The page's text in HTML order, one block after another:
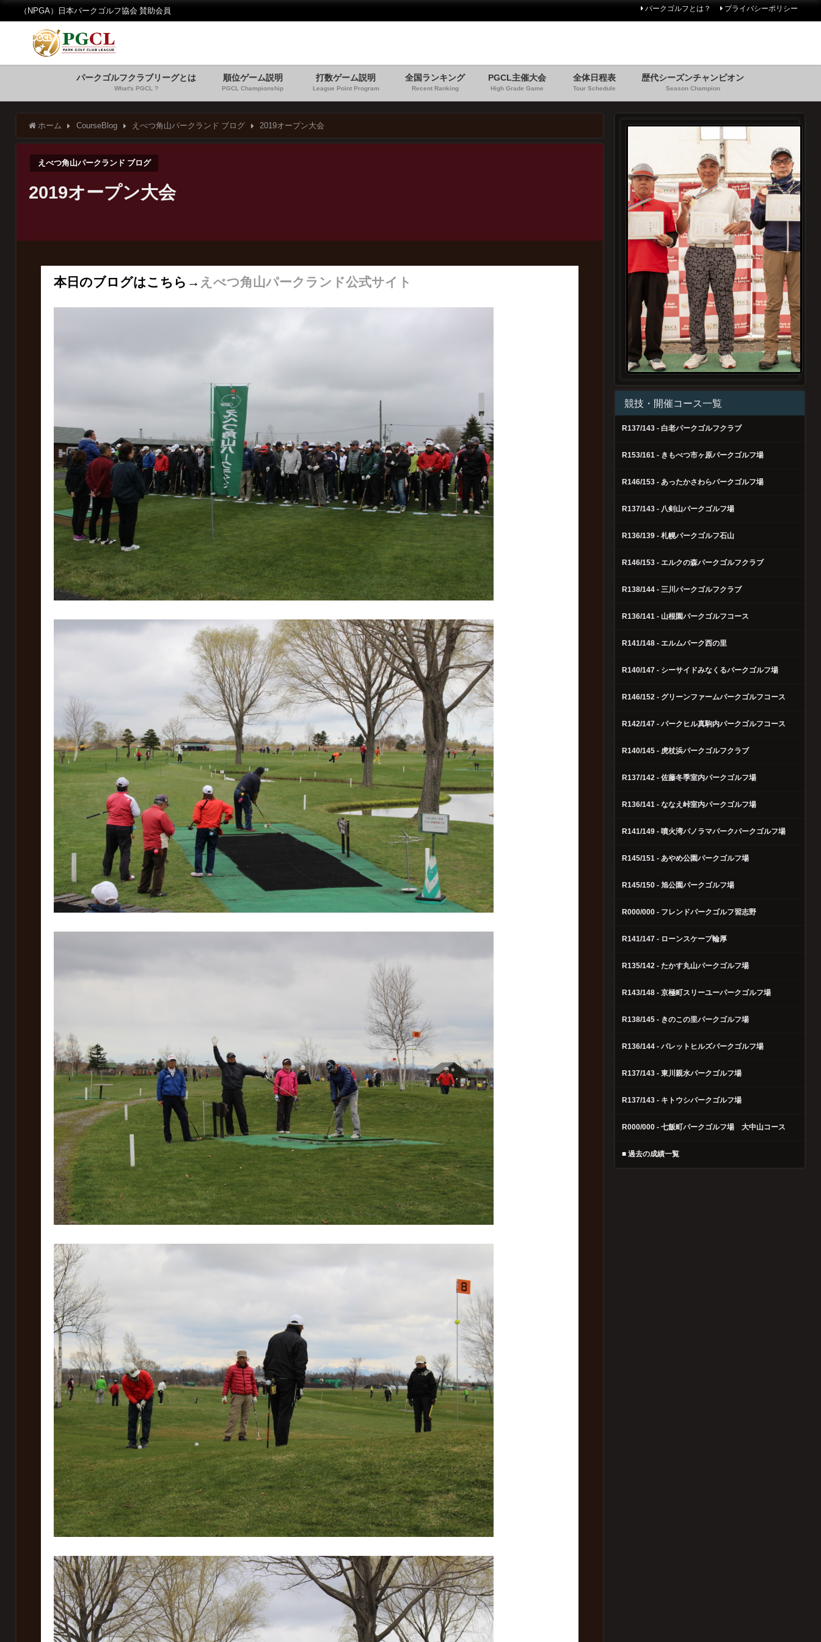
（NPGA）日本パークゴルフ協会 賛助会員 パークゴルフとは？ プライバシーポリシー
パークゴルフクラブリーグとは
What's PGCL ?
順位ゲーム説明
PGCL Championship
打数ゲーム説明
League Point Program
全国ランキング
Recent Ranking
PGCL主催大会
High Grade Game
全体日程表
Tour Schedule
歴代シーズンチャンピオン
Season Champion
ホーム CourseBlog えべつ角山パークランド ブログ 2019オープン大会
えべつ角山パークランド ブログ
2019オープン大会
本日のブログはこちら→ えべつ角山パークランド公式サイト
競技・開催コース一覧
R137/143 - 白老パークゴルフクラブ
R153/161 - きもべつ市ヶ原パークゴルフ場
R146/153 - あったかさわらパークゴルフ場
R137/143 - 八剣山パークゴルフ場
R136/139 - 札幌パークゴルフ石山
R146/153 - エルクの森パークゴルフクラブ
R138/144 - 三川パークゴルフクラブ
R136/141 - 山根園パークゴルフコース
R141/148 - エルムパーク西の里
R140/147 - シーサイドみなくるパークゴルフ場
R146/152 - グリーンファームパークゴルフコース
R142/147 - パークヒル真駒内パークゴルフコース
R140/145 - 虎杖浜パークゴルフクラブ
R137/142 - 佐藤冬季室内パークゴルフ場
R136/141 - ななえ峠室内パークゴルフ場
R141/149 - 噴火湾パノラマパークパークゴルフ場
R145/151 - あやめ公園パークゴルフ場
R145/150 - 旭公園パークゴルフ場
R000/000 - フレンドパークゴルフ習志野
R141/147 - ローンスケープ輪厚
R135/142 - たかす丸山パークゴルフ場
R143/148 - 京極町スリーユーパークゴルフ場
R138/145 - きのこの里パークゴルフ場
R136/144 - パレットヒルズパークゴルフ場
R137/143 - 東川親水パークゴルフ場
R137/143 - キトウシパークゴルフ場
R000/000 - 七飯町パークゴルフ場 大中山コース
■ 過去の成績一覧